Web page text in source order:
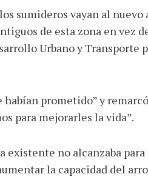
sumideros vayan al nuevo
de esta zona en vez
Urbano y Transporte
prometido” y
para mejorarles la vida”.
no alcanzaba
la capacidad del